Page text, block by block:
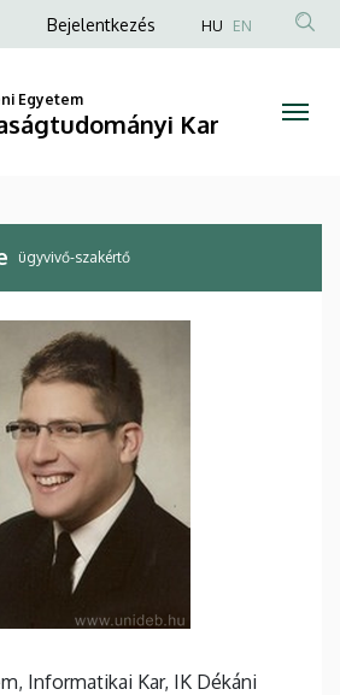
Anonim
fiók
menüje
Bejelentkezés HU EN
Egyetem
Kar
ügyvivő-szakértő
Informatikai Kar, IK Dékáni